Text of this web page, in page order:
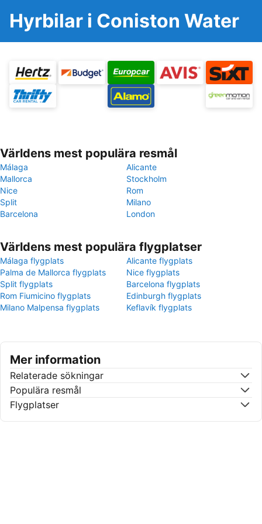
Hyrbilar i Coniston Water
Världens mest populära resmål
Málaga
Alicante
Mallorca
Stockholm
Nice
Rom
Split
Milano
Barcelona
London
Världens mest populära flygplatser
Málaga flygplats
Alicante flygplats
Palma de Mallorca flygplats
Nice flygplats
Split flygplats
Barcelona flygplats
Rom Fiumicino flygplats
Edinburgh flygplats
Milano Malpensa flygplats
Keflavík flygplats
Mer information
Relaterade sökningar
Populära resmål
Flygplatser